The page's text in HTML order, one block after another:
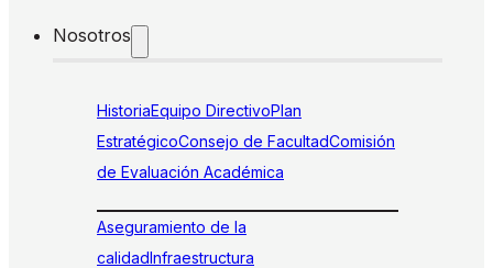
Nosotros
HistoriaEquipo DirectivoPlan
EstratégicoConsejo de FacultadComisión
de Evaluación Académica
Aseguramiento de la
calidadInfraestructura